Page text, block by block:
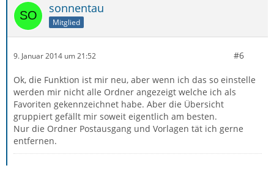
sonnentau
Mitglied
9. Januar 2014 um 21:52 #6
Ok, die Funktion ist mir neu, aber wenn ich das so einstelle
werden mir nicht alle Ordner angezeigt welche ich als
Favoriten gekennzeichnet habe. Aber die Übersicht
gruppiert gefällt mir soweit eigentlich am besten.
Nur die Ordner Postausgang und Vorlagen tät ich gerne
entfernen.